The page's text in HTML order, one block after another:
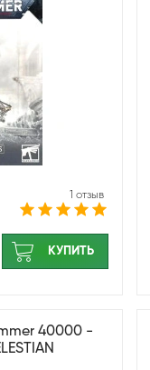
1 отзыв
КУПИТЬ
40000 -